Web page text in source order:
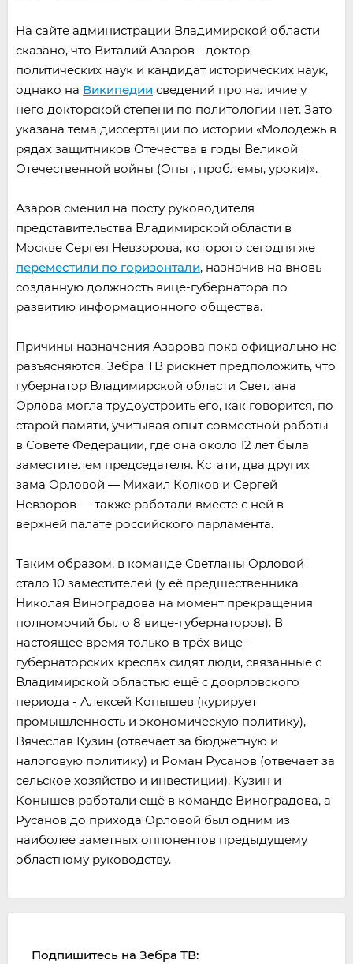
На сайте администрации Владимирской области
сказано, что Виталий Азаров - доктор
политических наук и кандидат исторических наук,
однако на Википедии сведений про наличие у
него докторской степени по политологии нет. Зато
указана тема диссертации по истории «Молодежь в
рядах защитников Отечества в годы Великой
Отечественной войны (Опыт, проблемы, уроки)».
Азаров сменил на посту руководителя
представительства Владимирской области в
Москве Сергея Невзорова, которого сегодня же
переместили по горизонтали, назначив на вновь
созданную должность вице-губернатора по
развитию информационного общества.
Причины назначения Азарова пока официально не
разъясняются. Зебра ТВ рискнёт предположить, что
губернатор Владимирской области Светлана
Орлова могла трудоустроить его, как говорится, по
старой памяти, учитывая опыт совместной работы
в Совете Федерации, где она около 12 лет была
заместителем председателя. Кстати, два других
зама Орловой — Михаил Колков и Сергей
Невзоров — также работали вместе с ней в
верхней палате российского парламента.
Таким образом, в команде Светланы Орловой
стало 10 заместителей (у её предшественника
Николая Виноградова на момент прекращения
полномочий было 8 вице-губернаторов). В
настоящее время только в трёх вице-
губернаторских креслах сидят люди, связанные с
Владимирской областью ещё с доорловского
периода - Алексей Конышев (курирует
промышленность и экономическую политику),
Вячеслав Кузин (отвечает за бюджетную и
налоговую политику) и Роман Русанов (отвечает за
сельское хозяйство и инвестиции). Кузин и
Конышев работали ещё в команде Виноградова, а
Русанов до прихода Орловой был одним из
наиболее заметных оппонентов предыдущему
областному руководству.
Подпишитесь на Зебра ТВ: